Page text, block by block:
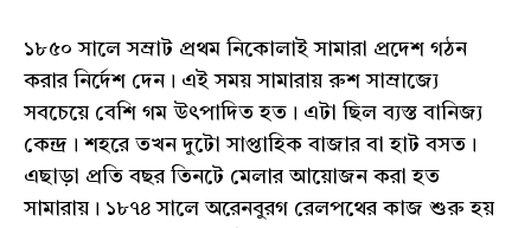
১৮৫০ সালে সম্রাট প্রথম নিকোলাই সামারা প্রদেশ গঠন
করার নির্দেশ দেন। এই সময় সামারায় রুশ সাম্রাজ্যে
সবচেয়ে বেশি গম উৎপাদিত হত। এটা ছিল ব্যস্ত বানিজ্য
কেন্দ্র। শহরে তখন দুটো সাপ্তাহিক বাজার বা হাট বসত।
এছাড়া প্রতি বছর তিনটে মেলার আয়োজন করা হত
সামারায়। ১৮৭৪ সালে অরেনবুরগ রেলপথের কাজ শুরু হয়